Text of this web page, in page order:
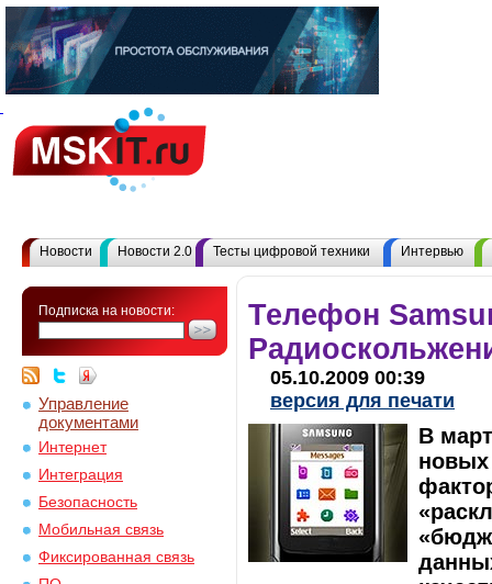
Новости Новости 2.0 Тесты цифровой техники Интервью
Подписка на новости:
Управление
документами
Интернет
Интеграция
Безопасность
Мобильная связь
Фиксированная связь
Телефон
05.10.2009 00:39
версия для печати
В
новых